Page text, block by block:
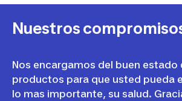
Nuestros
Nos encargamos del buen estado
productos para que usted pueda
lo mas importante, su salud.